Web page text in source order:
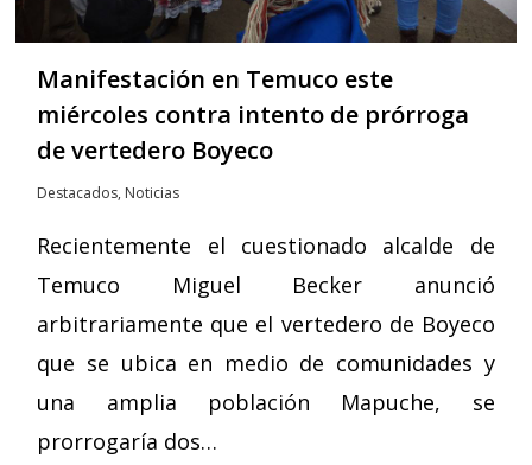
Manifestación en Temuco este
miércoles contra intento de prórroga
de vertedero Boyeco
Destacados, Noticias
Recientemente el cuestionado alcalde de
Temuco Miguel Becker anunció
arbitrariamente que el vertedero de Boyeco
que se ubica en medio de comunidades y
una amplia población Mapuche, se
prorrogaría dos…